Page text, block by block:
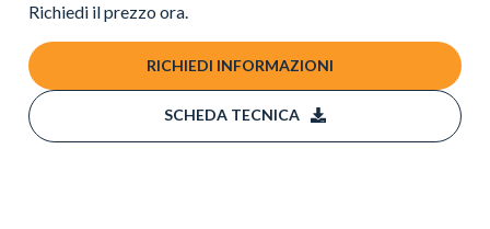
Richiedi il prezzo ora.
RICHIEDI INFORMAZIONI
SCHEDA TECNICA